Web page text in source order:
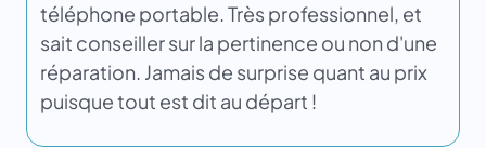
téléphone portable. Très professionnel, et
sait conseiller sur la pertinence ou non d'une
réparation. Jamais de surprise quant au prix
puisque tout est dit au départ !